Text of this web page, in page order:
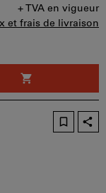
+ TVA en vigueur
et frais de livraison